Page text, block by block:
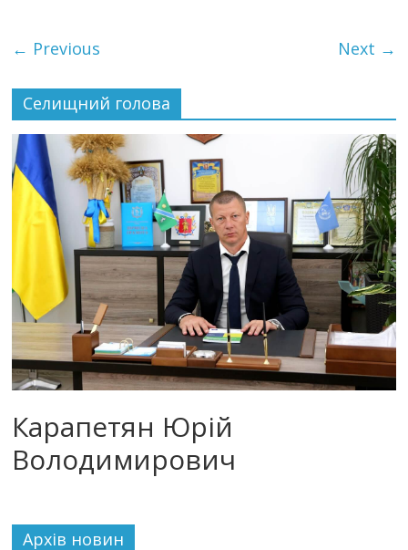
← Previous Next →
Селищний голова
Карапетян Юрій
Володимирович
Архiв новин